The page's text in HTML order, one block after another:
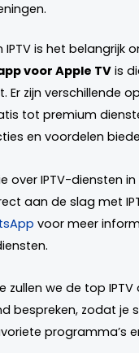
is het belangrijk
voor Apple TV is
zijn verschillende
tot premium
en voordelen
over IPTV-diensten in
aan de slag met
voor meer
zullen we de top
bespreken, zodat je
programma’s